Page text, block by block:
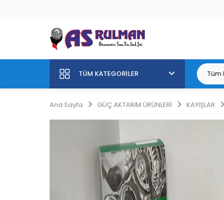
TÜM KATEGORILER
Ana Sayfa GÜÇ AKTARIM ÜRÜNLERİ KAYIŞLAR